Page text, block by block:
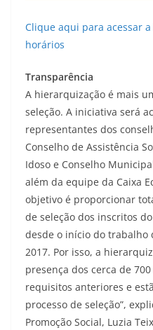
Clique aqui para acessar
horários
Transparência
A hierarquização é mais
seleção. A iniciativa será
representantes dos
Conselho de Assistência
Idoso e Conselho
além da equipe da Caixa
objetivo é proporcionar
de seleção dos inscritos
desde o início do trabalho
2017. Por isso, a
presença dos cerca de
requisitos anteriores e
processo de seleção”,
Promoção Social, Luzia